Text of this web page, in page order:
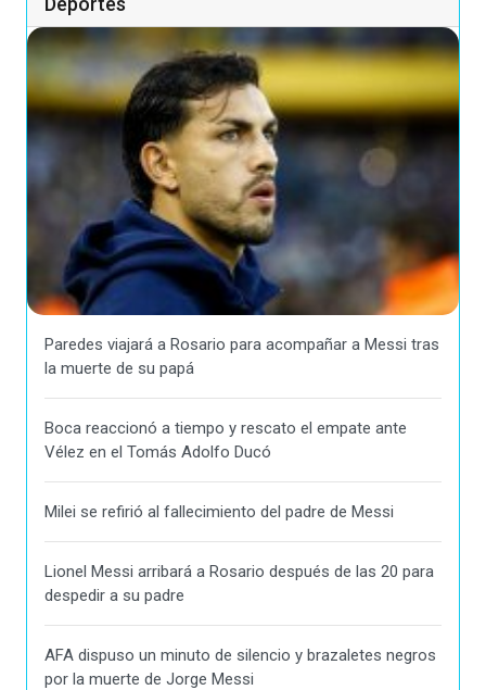
Paredes viajará a Rosario para acompañar a Messi tras
la muerte de su papá
Boca reaccionó a tiempo y rescato el empate ante
Vélez en el Tomás Adolfo Ducó
Milei se refirió al fallecimiento del padre de Messi
Lionel Messi arribará a Rosario después de las 20 para
despedir a su padre
AFA dispuso un minuto de silencio y brazaletes negros
por la muerte de Jorge Messi